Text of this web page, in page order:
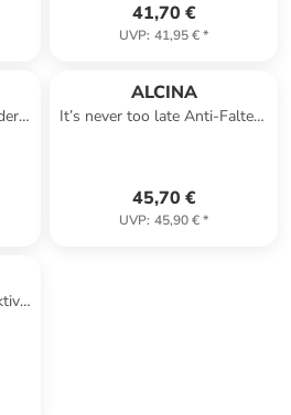
41,70 €
UVP: 41,95 €*
ALCINA
It’s never too late Anti-Falten-
45,70 €
UVP: 45,90 €*